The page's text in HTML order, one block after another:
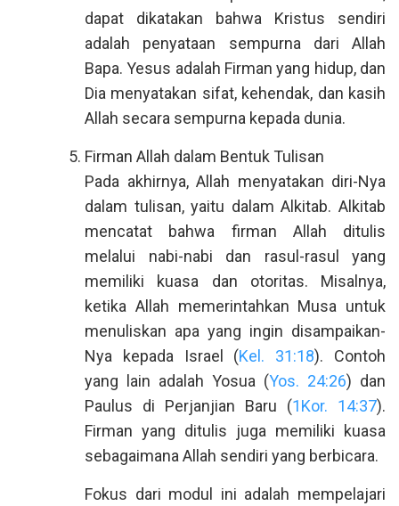
dapat dikatakan bahwa Kristus sendiri
adalah penyataan sempurna dari Allah
Bapa. Yesus adalah Firman yang hidup, dan
Dia menyatakan sifat, kehendak, dan kasih
Allah secara sempurna kepada dunia.
Firman Allah dalam Bentuk Tulisan
Pada akhirnya, Allah menyatakan diri-Nya
dalam tulisan, yaitu dalam Alkitab. Alkitab
mencatat bahwa firman Allah ditulis
melalui nabi-nabi dan rasul-rasul yang
memiliki kuasa dan otoritas. Misalnya,
ketika Allah memerintahkan Musa untuk
menuliskan apa yang ingin disampaikan-
Nya kepada Israel (Kel. 31:18). Contoh
yang lain adalah Yosua (Yos. 24:26) dan
Paulus di Perjanjian Baru (1Kor. 14:37).
Firman yang ditulis juga memiliki kuasa
sebagaimana Allah sendiri yang berbicara.
Fokus dari modul ini adalah mempelajari